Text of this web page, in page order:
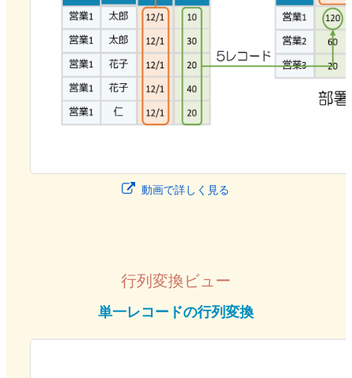
動画で詳しく見る
行列変換ビュー
単一レコードの行列変換